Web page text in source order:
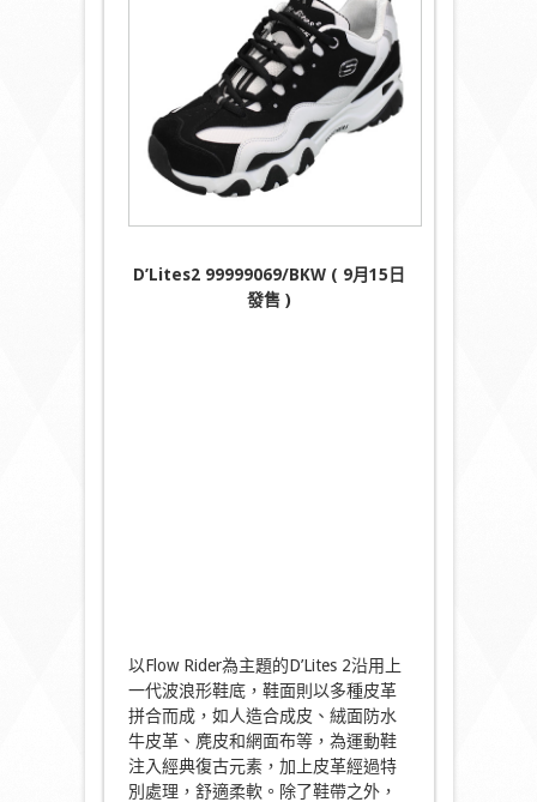
D’Lites2 99999069/BKW ( 9月15日
發售 )
以Flow Rider為主題的D’Lites 2沿用上
一代波浪形鞋底，鞋面則以多種皮革
拼合而成，如人造合成皮、絨面防水
牛皮革、麂皮和網面布等，為運動鞋
注入經典復古元素，加上皮革經過特
別處理，舒適柔軟。除了鞋帶之外，